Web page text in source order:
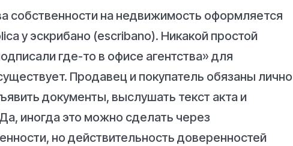
собственности на недвижимость оформляется
у эскрибано (escribano). Никакой простой
где-то в офисе агентства» для
Продавец и покупатель обязаны лично
документы, выслушать текст акта и
иногда это можно сделать через
но действительность доверенностей